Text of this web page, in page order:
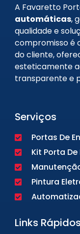
A Favaretto
automáticas,
qualidade e
compromisso é
do cliente,
esteticamente
transparente e
Serviços
Portas De
Kit Porta De
Pintura
Links Rápidos